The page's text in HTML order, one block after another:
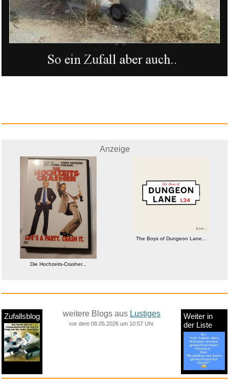
Anzeige
Die Hochzeits-Crasher...
The Boys of Dungeon Lane...
Zufallsblog weitere Blogs aus Lustiges
vor dem 08.05.2026 um 10:57 Uhr
Weiter in
der Liste